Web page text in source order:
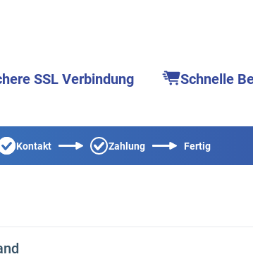
SSL Verbindung Schnelle
Kontakt Zahlung Fertig